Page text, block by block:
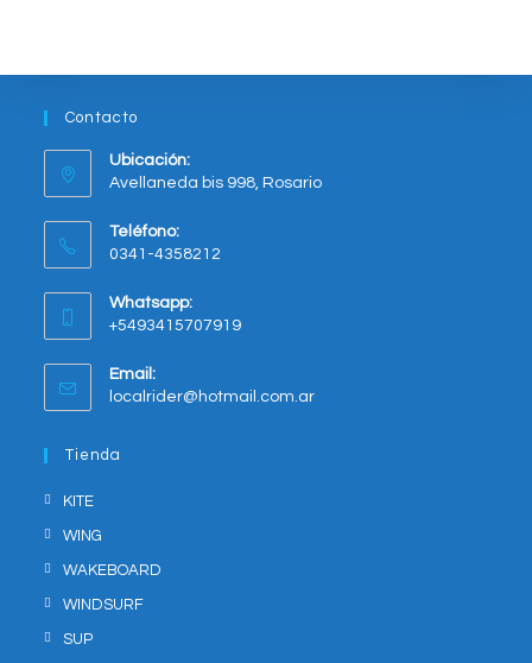
Contacto
Ubicación:
Avellaneda bis 998, Rosario
in
new
tab
Teléfono:
0341-4358212
Whatsapp:
+5493415707919
in
Email:
localrider@hotmail.com.arOpens
Tienda
KITE
WING
WAKEBOARD
WINDSURF
SUP